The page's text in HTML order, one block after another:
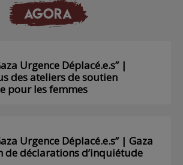
AGORA
Urgence Déplacé.e.s” |
des ateliers de soutien
pour les femmes
Urgence Déplacé.e.s” | Gaza
de déclarations d’inquiétude